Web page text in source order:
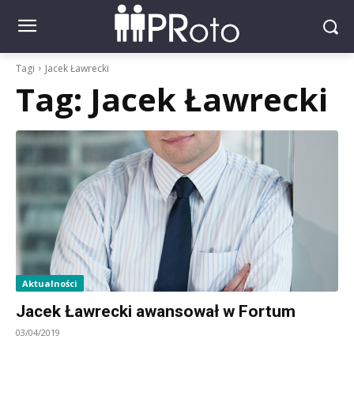
Tagi Jacek Ławrecki
Tag: Jacek Ławrecki
Aktualności
Jacek Ławrecki awansował w Fortum
03/04/2019